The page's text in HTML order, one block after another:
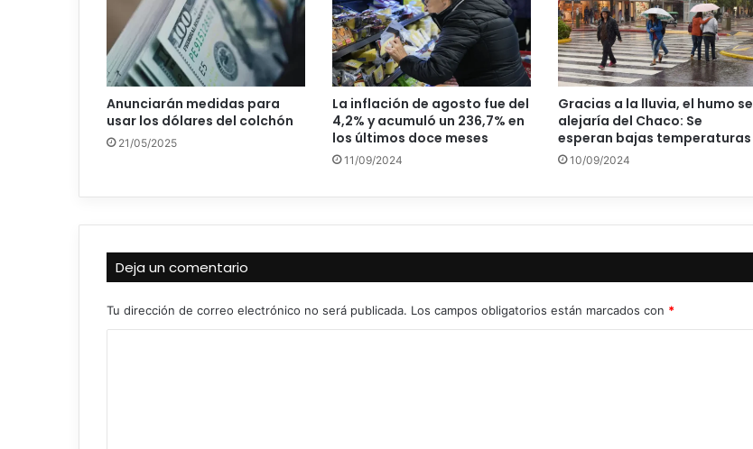
Anunciarán medidas para
usar los dólares del colchón
21/05/2025
La inflación de agosto fue del
4,2% y acumuló un 236,7% en
los últimos doce meses
11/09/2024
Gracias a la lluvia, el humo se
alejaría del Chaco: Se
esperan bajas temperaturas
10/09/2024
Deja un comentario
Tu dirección de correo electrónico no será publicada. Los campos obligatorios están marcados con *